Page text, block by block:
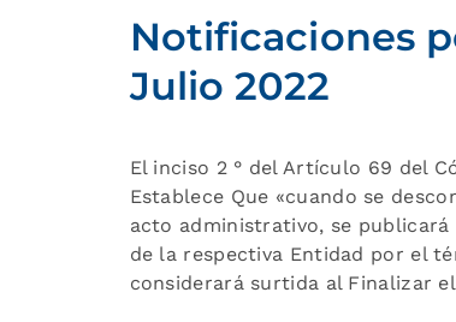
Notificaciones
Julio 2022
El inciso 2 ° del Artículo 69 del
Establece Que «cuando se
acto administrativo, se publicará
de la respectiva Entidad por el
considerará surtida al Finalizar